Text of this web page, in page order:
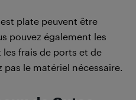
plate peuvent être
pouvez également les
frais de ports et de
pas le matériel nécessaire.